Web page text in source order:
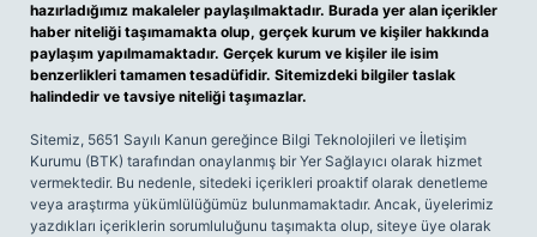
hazırladığımız makaleler paylaşılmaktadır. Burada yer alan içerikler
haber niteliği taşımamakta olup, gerçek kurum ve kişiler hakkında
paylaşım yapılmamaktadır. Gerçek kurum ve kişiler ile isim
benzerlikleri tamamen tesadüfidir. Sitemizdeki bilgiler taslak
halindedir ve tavsiye niteliği taşımazlar.
Sitemiz, 5651 Sayılı Kanun gereğince Bilgi Teknolojileri ve İletişim
Kurumu (BTK) tarafından onaylanmış bir Yer Sağlayıcı olarak hizmet
vermektedir. Bu nedenle, sitedeki içerikleri proaktif olarak denetleme
veya araştırma yükümlülüğümüz bulunmamaktadır. Ancak, üyelerimiz
yazdıkları içeriklerin sorumluluğunu taşımakta olup, siteye üye olarak